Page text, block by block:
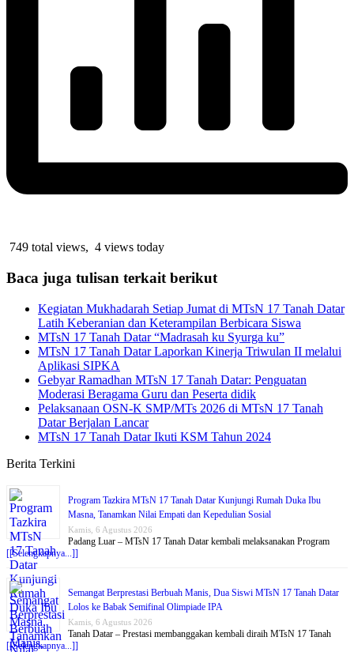
749 total views, 4 views today
Baca juga tulisan terkait berikut
Kegiatan Mukhadarah Setiap Jumat di MTsN 17 Tanah Datar
Latih Keberanian dan Keterampilan Berbicara Siswa
MTsN 17 Tanah Datar “Madrasah ku Syurga ku”
MTsN 17 Tanah Datar Laporkan Kinerja Triwulan II melalui
Aplikasi SIPKA
Gebyar Ramadhan MTsN 17 Tanah Datar: Penguatan
Moderasi Beragama Guru dan Peserta didik
Pelaksanaan OSN-K SMP/MTs 2026 di MTsN 17 Tanah
Datar Berjalan Lancar
MTsN 17 Tanah Datar Ikuti KSM Tahun 2024
Berita Terkini
Program Tazkira MTsN 17 Tanah Datar Kunjungi Rumah Duka Ibu
Masna, Tanamkan Nilai Empati dan Kepedulian Sosial
Kamis, 6 Agustus 2026
Padang Luar – MTsN 17 Tanah Datar kembali melaksanakan Program
[[Selengkapnya...]]
Semangat Berprestasi Berbuah Manis, Dua Siswi MTsN 17 Tanah Datar
Lolos ke Babak Semifinal Olimpiade IPA
Kamis, 6 Agustus 2026
Tanah Datar – Prestasi membanggakan kembali diraih MTsN 17 Tanah
[[Selengkapnya...]]